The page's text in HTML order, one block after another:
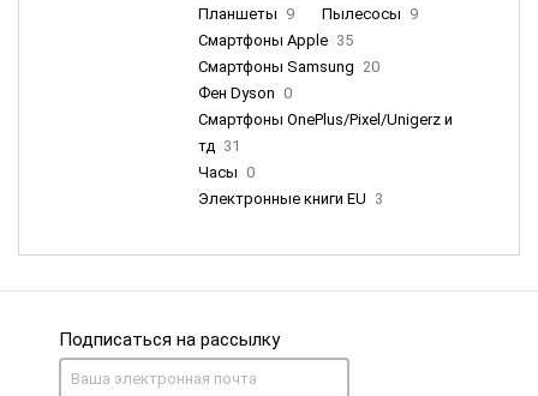
Планшеты 9 Пылесосы 9
Смартфоны Apple 35
Смартфоны Samsung 20
Фен Dyson 0
Смартфоны OnePlus/Pixel/Unigerz и
тд 31
Часы 0
Электронные книги EU 3
Подписаться на рассылку